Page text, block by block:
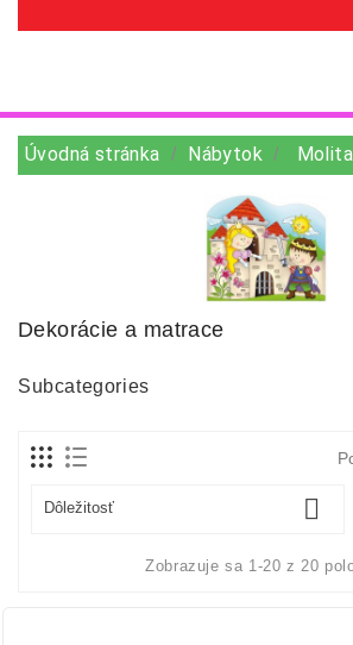
Úvodná stránka Nábytok
Dekorácie a matrace
Subcategories
Dôležitosť 
Zobrazuje sa 1-20 z 20